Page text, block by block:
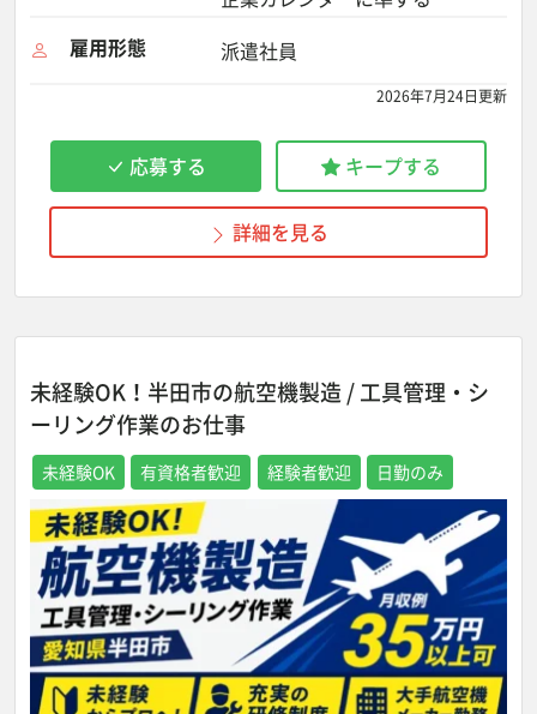
雇用形態
派遣社員
2026年7月24日更新
応募する キープする
詳細を見る
未経験OK！半田市の航空機製造 / 工具管理・シ
ーリング作業のお仕事
未経験OK 有資格者歓迎 経験者歓迎 日勤のみ